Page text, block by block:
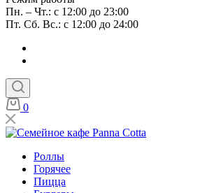
Пн. – Чт.: с 12:00 до 23:00
Пт. Сб. Вс.: с 12:00 до 24:00
0
Роллы
Горячее
Пицца